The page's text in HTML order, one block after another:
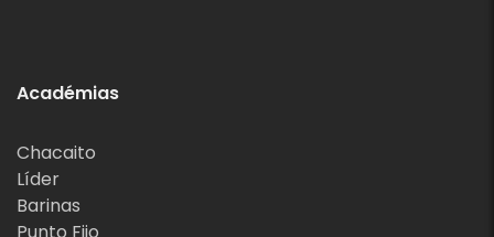
Académias
Chacaito
Líder
Barinas